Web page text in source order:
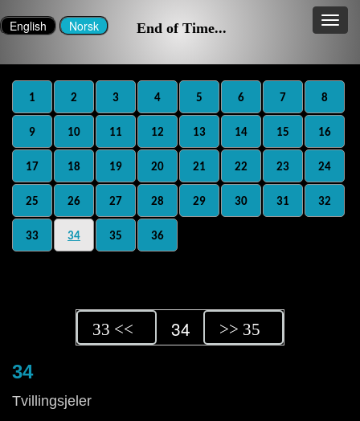
End of Time...
1 2 3 4 5 6 7 8
9 10 11 12 13 14 15 16
17 18 19 20 21 22 23 24
25 26 27 28 29 30 31 32
33 34 35 36
33 << 34 >> 35
34
Tvillingsjeler